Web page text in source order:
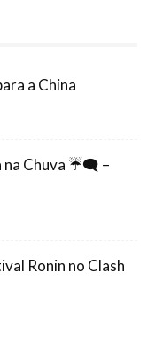
a China
na Chuva ☔🗨️ –
Ronin no Clash